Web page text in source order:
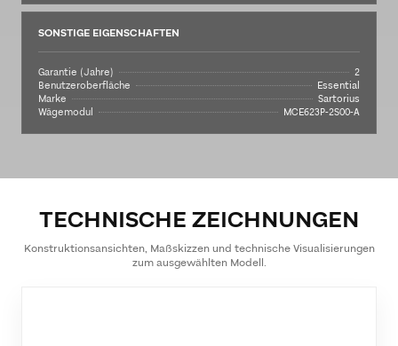
SONSTIGE EIGENSCHAFTEN
Garantie (Jahre)
2
Benutzeroberfläche
Essential
Marke
Sartorius
Wägemodul
MCE623P-2S00-A
TECHNISCHE ZEICHNUNGEN
Konstruktionsansichten, Maßskizzen und technische Visualisierungen
zum ausgewählten Modell.